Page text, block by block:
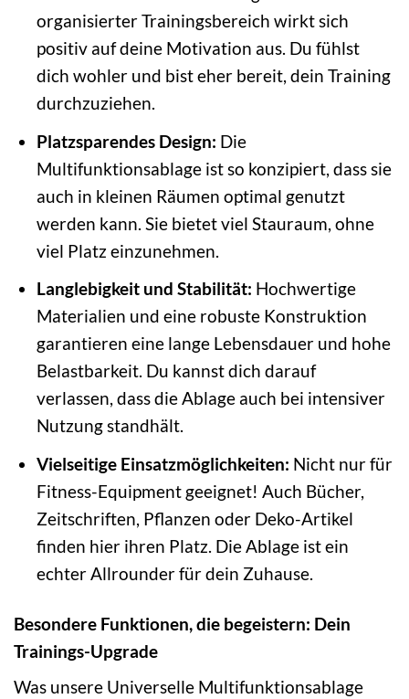
organisierter Trainingsbereich wirkt sich
positiv auf deine Motivation aus. Du fühlst
dich wohler und bist eher bereit, dein Training
durchzuziehen.
Platzsparendes Design: Die
Multifunktionsablage ist so konzipiert, dass sie
auch in kleinen Räumen optimal genutzt
werden kann. Sie bietet viel Stauraum, ohne
viel Platz einzunehmen.
Langlebigkeit und Stabilität: Hochwertige
Materialien und eine robuste Konstruktion
garantieren eine lange Lebensdauer und hohe
Belastbarkeit. Du kannst dich darauf
verlassen, dass die Ablage auch bei intensiver
Nutzung standhält.
Vielseitige Einsatzmöglichkeiten: Nicht nur für
Fitness-Equipment geeignet! Auch Bücher,
Zeitschriften, Pflanzen oder Deko-Artikel
finden hier ihren Platz. Die Ablage ist ein
echter Allrounder für dein Zuhause.
Besondere Funktionen, die begeistern: Dein
Trainings-Upgrade
Was unsere Universelle Multifunktionsablage